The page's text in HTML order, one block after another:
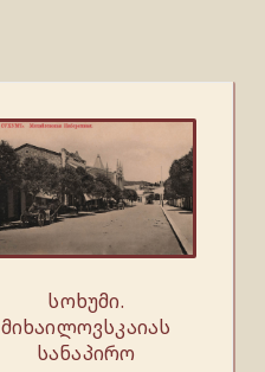
სოხუმი.
მიხაილოვსკაიას
სანაპირო